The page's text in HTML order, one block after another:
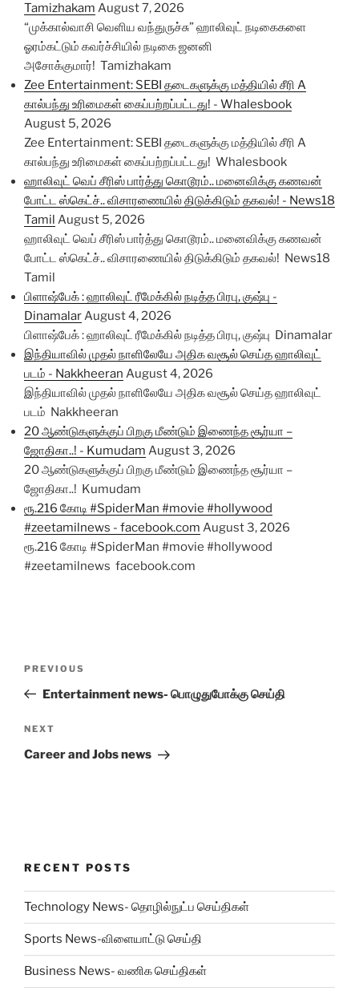
Tamizhakam August 7, 2026
“முக்கால்வாசி வெளிய வந்துருச்சு” ஹாலிவுட் நடிகைகளை
ஓரம்கட்டும் கவர்ச்சியில் நடிகை ஜனனி
அசோக்குமார்! Tamizhakam
Zee Entertainment: SEBI தடைகளுக்கு மத்தியில் சீரி A
கால்பந்து உரிமைகள் கைப்பற்றப்பட்டது! - Whalesbook
August 5, 2026
Zee Entertainment: SEBI தடைகளுக்கு மத்தியில் சீரி A
கால்பந்து உரிமைகள் கைப்பற்றப்பட்டது! Whalesbook
ஹாலிவுட் வெப் சீரிஸ் பார்த்து கொடூரம்.. மனைவிக்கு கணவன்
போட்ட ஸ்கெட்ச்.. விசாரணையில் திடுக்கிடும் தகவல்! - News18
Tamil August 5, 2026
ஹாலிவுட் வெப் சீரிஸ் பார்த்து கொடூரம்.. மனைவிக்கு கணவன்
போட்ட ஸ்கெட்ச்.. விசாரணையில் திடுக்கிடும் தகவல்! News18
Tamil
பிளாஷ்பேக் : ஹாலிவுட் ரீமேக்கில் நடித்த பிரபு, குஷ்பு -
DinamalarAugust 4, 2026
பிளாஷ்பேக் : ஹாலிவுட் ரீமேக்கில் நடித்த பிரபு, குஷ்பு Dinamalar
இந்தியாவில் முதல் நாளிலேயே அதிக வசூல் செய்த ஹாலிவுட்
படம் - Nakkheeran August 4, 2026
இந்தியாவில் முதல் நாளிலேயே அதிக வசூல் செய்த ஹாலிவுட்
படம் Nakkheeran
20 ஆண்டுகளுக்குப் பிறகு மீண்டும் இணைந்த சூர்யா –
ஜோதிகா..! - Kumudam August 3, 2026
20 ஆண்டுகளுக்குப் பிறகு மீண்டும் இணைந்த சூர்யா –
ஜோதிகா..! Kumudam
ரூ.216 கோடி #SpiderMan #movie #hollywood
#zeetamilnews - facebook.com August 3, 2026
ரூ.216 கோடி #SpiderMan #movie #hollywood
#zeetamilnews facebook.com
Previous
Post
PREVIOUS
Entertainment news- பொழுதுபோக்கு செய்தி
Next
Post
NEXT
Career and Jobs news
RECENT POSTS
Technology News- தொழில்நுட்ப செய்திகள்
Sports News-விளையாட்டு செய்தி
Business News- வணிக செய்திகள்